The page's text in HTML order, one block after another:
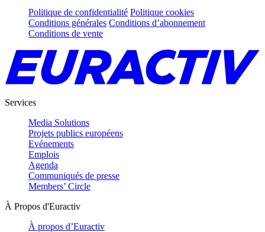
Politique de confidentialité Politique cookies
Conditions générales Conditions d’abonnement
Conditions de vente
Services
Media Solutions
Projets publics européens
Evénements
Emplois
Agenda
Communiqués de presse
Members’ Circle
À Propos d'Euractiv
À propos d’Euractiv